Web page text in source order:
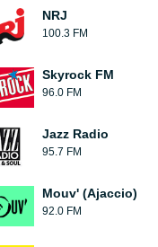
NRJ
100.3 FM
Skyrock FM
96.0 FM
Jazz Radio
95.7 FM
Mouv' (Ajaccio)
92.0 FM